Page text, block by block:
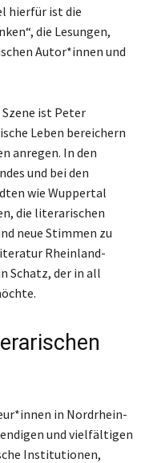
hierfür ist die
die Lesungen,
Autor*innen und
ist Peter
Leben bereichern
anregen. In den
und bei den
wie Wuppertal
die literarischen
neue Stimmen zu
Rheinland-
Schatz, der in all
in Nordrhein-
und vielfältigen
Institutionen,